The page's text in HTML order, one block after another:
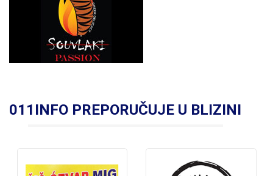
011INFO PREPORUČUJE U BLIZINI